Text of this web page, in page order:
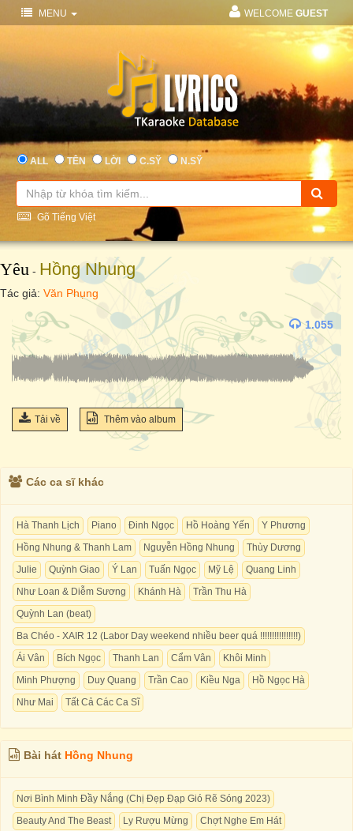
MENU WELCOME GUEST
ALL TÊN LỜI C.SỸ N.SỸ
Gõ Tiếng Việt
Yêu - Hồng Nhung
Tác giả: Văn Phụng
1.055
Tải về Thêm vào album
Các ca sĩ khác
Hà Thanh Lịch Piano Đinh Ngọc Hồ Hoàng Yến
Y Phương
Hồng Nhung & Thanh Lam
Nguyễn Hồng Nhung
Thùy Dương
Julie
Quỳnh Giao Ý Lan Tuấn Ngọc Mỹ Lệ
Quang Linh
Như Loan & Diễm Sương
Khánh Hà
Trần Thu Hà
Quỳnh Lan (beat)
Ba Chéo - XAIR 12 (Labor Day weekend nhiều beer quá !!!!!!!!!!!!!!!!)
Ái Vân
Bích Ngọc Thanh Lan Cẩm Vân
Khôi Minh
Minh Phượng
Duy Quang Trần Cao Kiều Nga
Hồ Ngọc Hà
Như Mai
Tất Cả Các Ca Sĩ
Bài hát Hồng Nhung
Nơi Bình Minh Đầy Nắng (Chị Đẹp Đạp Gió Rẽ Sóng 2023)
Beauty And The Beast
Ly Rượu Mừng
Chợt Nghe Em Hát